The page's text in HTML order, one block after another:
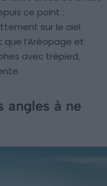
ce point :
sur le ciel
l’Aréopage et
avec trépied,
angles à ne